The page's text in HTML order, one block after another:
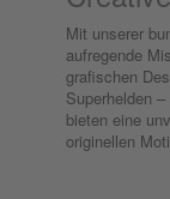
Mit unserer
aufregende
grafischen
Superhelden
bieten eine
originellen